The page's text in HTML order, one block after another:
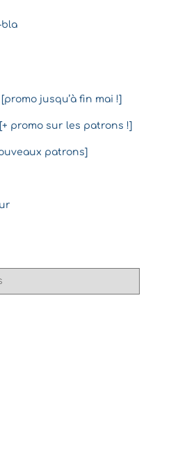
jusqu’à fin mai !]
promo sur les patrons !]
patrons]